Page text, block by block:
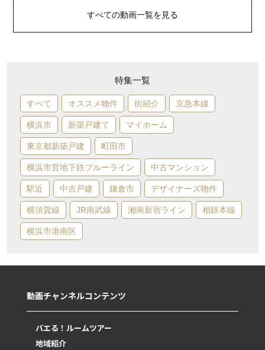
すべての動画一覧を見る
特集一覧
すべて オススメ物件 街紹介 京急本線
横浜市 新築戸建て マイホーム
東京都新築戸建 町田市
横浜市営地下鉄ブルーライン 中古マンション
駅近 中古戸建 鎌倉市 デザイナーズ物件
横須賀線 JR南武線 湘南新宿ライン 相鉄本線
横浜市港南区
動画チャンネルコンテンツ
バエる！ルームツアー
地域紹介